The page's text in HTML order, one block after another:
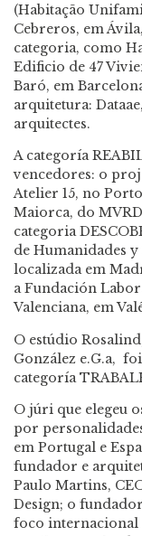
(Habitação
Cebreros, em
categoria, como
Edificio de 47
Baró, em
arquitetura:
arquitectes.
A categoría
vencedores: o
Atelier 15, no
Maiorca, do
categoria
de Humanidades
localizada em
a Fundación
Valenciana, em
O estúdio
González e.G.a,
categoría
O júri que elegeu
por
em Portugal e
fundador e
Paulo Martins,
Design; o
foco internacional